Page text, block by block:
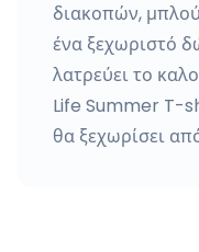
διακοπών,
ένα ξεχωριστό
λατρεύει το
Life Summer T-
θα ξεχωρίσει